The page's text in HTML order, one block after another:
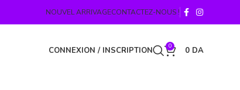
NOUVEL ARRIVAGECONTACTEZ-NOUS !
CONNEXION / INSCRIPTION 0 0 DA